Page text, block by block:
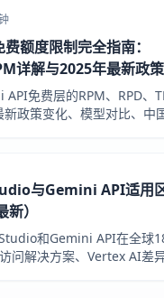
额度限制完全指南：
详解与2025年最新政策
免费层的RPM、RPD、
政策变化、模型对比、中
与Gemini API适用
新）
和Gemini API在全球
问解决方案、Vertex AI差